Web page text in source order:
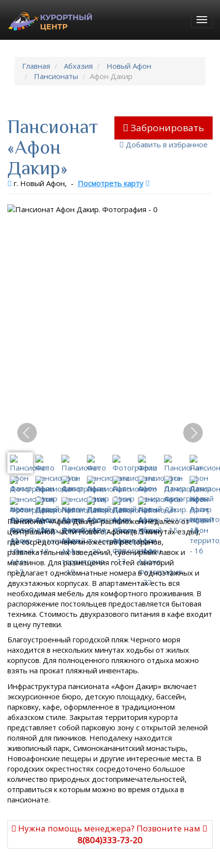
Главная Абхазия
Новый Афон
Пансионаты
Афон Дакир
Забронировать
Добавить в избранное
Пансионат
«Афон
Дакир»
г. Новый Афон, - Посмотреть карту
Пансионат «Афон Дакир» расположен недалеко от
центральной части Нового Афона (в 5 минутах езды),
где сосредоточено множество ресторанов,
развлекательных заведений, сувенирных лавок и
магазинов. Для размещения гостей санаторий
предлагает однокомнатные номера в одноэтажных и
двухэтажных корпусах. В апартаментах есть вся
необходимая мебель для комфортного проживания. В
распоряжение постояльцев предоставляется бытовая
техника. Стоимость двухразового питания в кафе входит
в цену путевки.
Благоустроенный городской пляж Черного моря
находится в нескольких минутах ходьбы от жилых
корпусов. Для полноценного пляжного отдыха можно
взять на прокат пляжный инвентарь.
Инфраструктура пансионата «Афон Дакир» включает
экскурсионное бюро, детскую площадку, бассейн,
парковку, кафе, оформленное в традиционном
абхазском стиле. Закрытая территория курорта
представляет собой парковую зону с открытой зеленой
поляной для пикников. Неподалеку находится
живописный парк, Симонокананитский монастырь,
Новоафонские пещеры и другие интересные места. В
городских окрестностях сосредоточено большое
количество природных достопримечательностей,
отправиться к которым можно во время отдыха в
пансионате.
Нужна помощь менеджера? Позвоните нам
8(804)333-73-20